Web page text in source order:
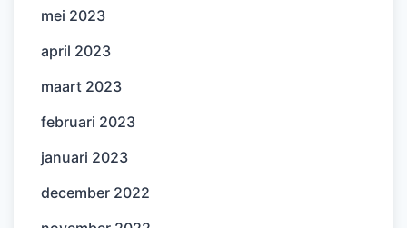
mei 2023
april 2023
maart 2023
februari 2023
januari 2023
december 2022